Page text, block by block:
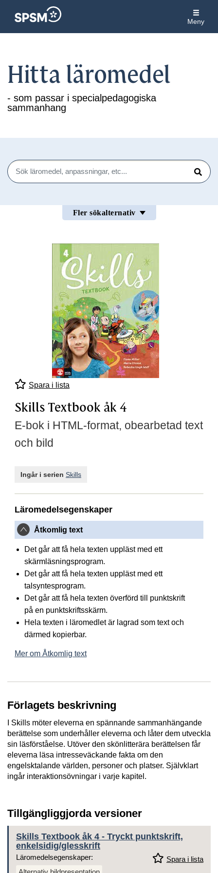
Meny
Hitta läromedel
- som passar i specialpedagogiska
sammanhang
Sök
Sök
Fler sökalternativ
Spara i lista
Skills Textbook åk 4
E-bok i HTML-format, obearbetad text
och bild
Ingår i serien Skills
Läromedelsegenskaper
Åtkomlig text
Det går att få hela texten uppläst med ett
skärmläsningsprogram.
Det går att få hela texten uppläst med ett
talsyntesprogram.
Det går att få hela texten överförd till punktskrift
på en punktskriftsskärm.
Hela texten i läromedlet är lagrad som text och
därmed kopierbar.
Mer om Åtkomlig text
Förlagets beskrivning
I Skills möter eleverna en spännande sammanhängande
berättelse som underhåller eleverna och låter dem utveckla
sin läsförståelse. Utöver den skönlitterära berättelsen får
eleverna läsa intresseväckande fakta om den
engelsktalande världen, personer och platser. Självklart
ingår interaktionsövningar i varje kapitel.
Tillgängliggjorda versioner
Skills Textbook åk 4 - Tryckt punktskrift,
enkelsidig/glesskrift
Spara i lista
Läromedelsegenskaper: